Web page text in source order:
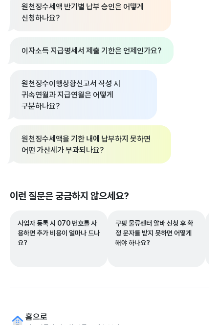
원천징수세액 반기별 납부 승인은 어떻게
신청하나요?
이자소득 지급명세서 제출 기한은 언제인가요?
원천징수이행상황신고서 작성 시
귀속연월과 지급연월은 어떻게
구분하나요?
원천징수세액을 기한 내에 납부하지 못하면
어떤 가산세가 부과되나요?
이런 질문은 궁금하지 않으세요?
사업자 등록 시 070 번호를 사
용하면 추가 비용이 얼마나 드나
요?
쿠팡 물류센터 알바 신청 후 확
정 문자를 받지 못하면 어떻게
해야 하나요?
홈으로